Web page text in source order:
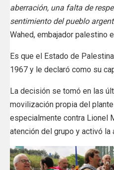
aberración, una falta de
sentimiento del pueblo
Wahed, embajador palestino
Es que el Estado de
1967 y le declaró como su
La decisión se tomó en las
movilización propia del
especialmente contra Lionel
atención del grupo y activó la